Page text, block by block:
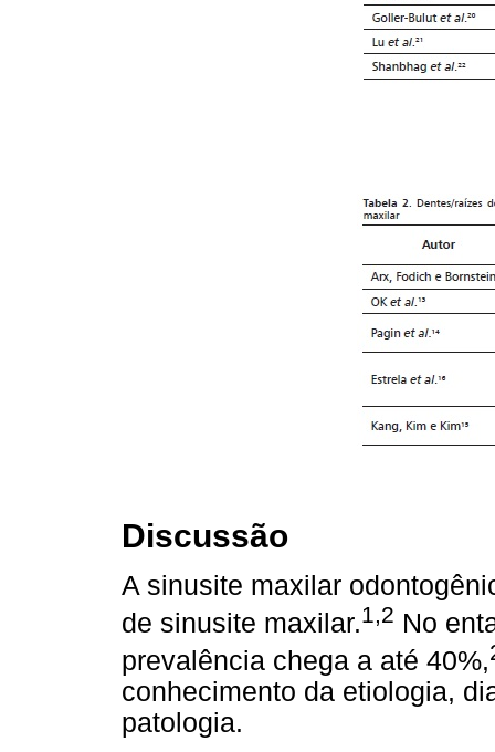
Discussão
A sinusite maxilar
de sinusite maxilar.1,2 No
prevalência chega a até 40%,
conhecimento da etiologia,
patologia.